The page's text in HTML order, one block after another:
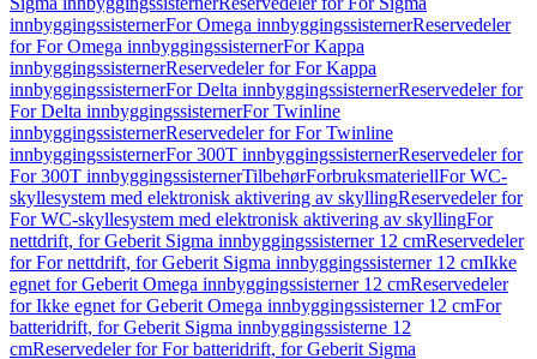
innbyggingssisternerFor Omega innbyggingssisternerReservedeler
for For Omega innbyggingssisternerFor Kappa
innbyggingssisternerReservedeler for For Kappa
innbyggingssisternerFor Delta innbyggingssisternerReservedeler for
For Delta innbyggingssisternerFor Twinline
innbyggingssisternerReservedeler for For Twinline
innbyggingssisternerFor 300T innbyggingssisternerReservedeler for
For 300T innbyggingssisternerTilbehørForbruksmateriellFor WC-
skyllesystem med elektronisk aktivering av skyllingReservedeler for
For WC-skyllesystem med elektronisk aktivering av skyllingFor
nettdrift, for Geberit Sigma innbyggingssisterner 12 cmReservedeler
for For nettdrift, for Geberit Sigma innbyggingssisterner 12 cmIkke
egnet for Geberit Omega innbyggingssisterner 12 cmReservedeler
for Ikke egnet for Geberit Omega innbyggingssisterner 12 cmFor
batteridrift, for Geberit Sigma innbyggingssisterne 12
cmReservedeler for For batteridrift, for Geberit Sigma